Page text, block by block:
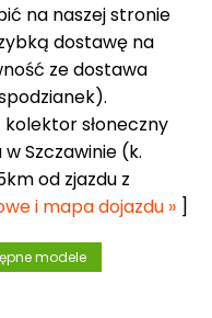
na naszej stronie
dostawę na
ze dostawa
słoneczny
Szczawinie (k.
od zjazdu z
i mapa dojazdu » ]
modele